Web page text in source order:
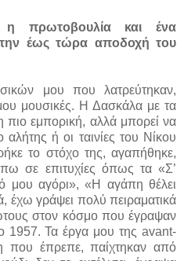
πρωτοβουλία και ένα
έως τώρα αποδοχή του
μου που λατρεύτηκαν,
μουσικές. Η Δασκάλα με τα
πιο εμπορική, αλλά μπορεί να
αλήτης ή οι ταινίες του Νίκου
το στόχο της, αγαπήθηκε,
σε επιτυχίες όπως τα «Σ’
αγόρι», «Η αγάπη θέλει
έχω γράψει πολύ πειραματικά
στον κόσμο που έγραψαν
1957. Τα έργα μου της avant-
που έπρεπε, παίχτηκαν από